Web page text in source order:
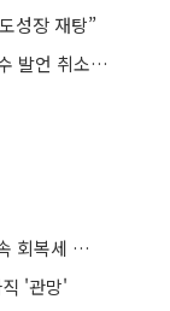
성장 재탕”
유승민 “文 정부서 내각 제안 없었다...김경수 발언 취소해야”
‘쓰는 회원’ 돌아오는 롯데카드⋯영업정지 속 회복세 시험대
'관망'